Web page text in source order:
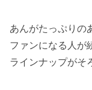
あんがたっぷりの
ファンになる人が
ラインナップがそ